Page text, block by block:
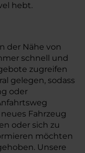
hebt.
der Nähe von
schnell und
zugreifen
gelegen, sodass
oder
Fahrzeug
oder sich zu
möchten
Unsere